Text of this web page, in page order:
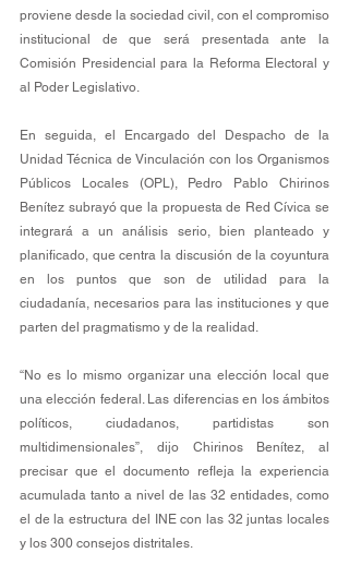
proviene desde la sociedad civil, con el compromiso
institucional de que será presentada ante la
Comisión Presidencial para la Reforma Electoral y
al Poder Legislativo.
En seguida, el Encargado del Despacho de la
Unidad Técnica de Vinculación con los Organismos
Públicos Locales (OPL), Pedro Pablo Chirinos
Benítez subrayó que la propuesta de Red Cívica se
integrará a un análisis serio, bien planteado y
planificado, que centra la discusión de la coyuntura
en los puntos que son de utilidad para la
ciudadanía, necesarios para las instituciones y que
parten del pragmatismo y de la realidad.
“No es lo mismo organizar una elección local que
una elección federal. Las diferencias en los ámbitos
políticos, ciudadanos, partidistas son
multidimensionales”, dijo Chirinos Benítez, al
precisar que el documento refleja la experiencia
acumulada tanto a nivel de las 32 entidades, como
el de la estructura del INE con las 32 juntas locales
y los 300 consejos distritales.